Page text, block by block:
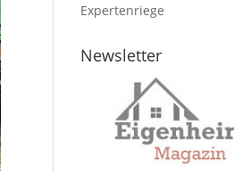
Expertenriege
Newsletter